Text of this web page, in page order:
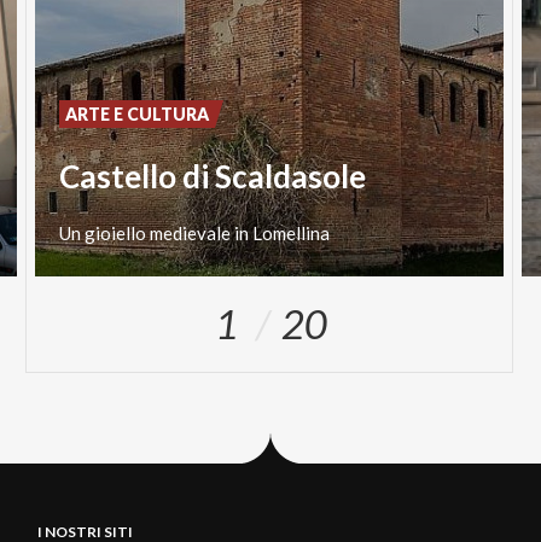
Castello di Scaldasole
UngioiellomedievaleinLomellina
ARTE E CULTURA
1 20
I NOSTRI SITI